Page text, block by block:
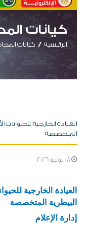
كيانات
الرئيسية كيانات
العيادة الخارجية
المتخصصة
العيادة الخارجية
البيطرية المتخصصة
إدارة الإعلام